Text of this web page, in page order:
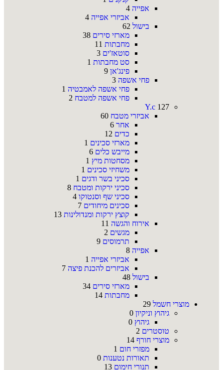
אפייה 4
אביזרי אפייה 4
בישול 62
מארזי סירים 38
מחבתות 11
סוטאז'ים 3
סט מחבתות 1
פינג'אן 9
פחי אשפה 3
פחי אשפה לאמבטיה 1
פחי אשפה למטבח 2
Y.c 127
אביזרי מטבח 60
אחר 6
כדים 12
מארזי סכינים 1
מייבש כלים 6
מסחטות מיץ 1
משחיזי סכינים 1
סכיני בשר ודגים 1
סכיני ירקות ומטבח 8
סכיני שף וסנטוקו 4
סכינים מיחודים 7
קוצץ ירקות ומנדולינות 13
אירוח והגשה 11
מגשים 2
תרמוסים 9
אפייה 8
אביזרי אפייה 1
אביזרים להכנת פיצה 7
בישול 48
מארזי סירים 34
מחבתות 14
מוצרי חשמל 29
גיהוץ וניקיון 0
גיהוץ 0
טוסטרים 2
מוצרי חורף 14
מפזרי חום 1
תאורות נטענות 0
תנורי חימום 13